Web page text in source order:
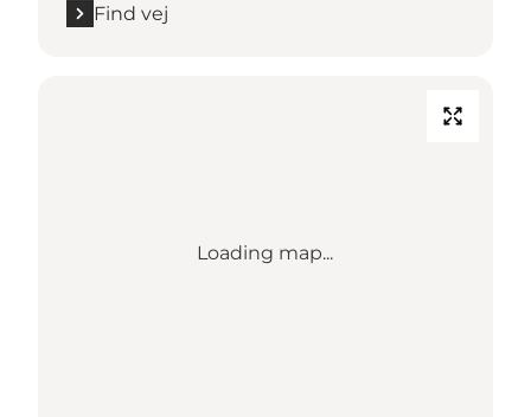
Find vej
Loading map...